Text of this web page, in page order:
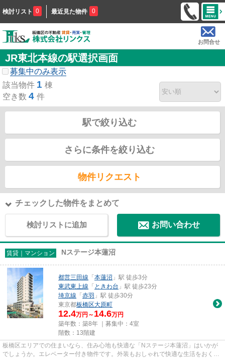
検討リスト 0 最近見た物件 0
お問合せ
JR東北本線の駅選択画面
募集中のみ表示
該当物件 1 棟
空き数 4 件
駅で絞り込む
さらに条件を絞り込む
物件リクエスト
チェックした物件をまとめて
検討リストに追加 お問い合わせ
賃貸｜マンション Nステージ本蓮沼
都営三田線 「 本蓮沼 」駅 徒歩3分
東武東上線 「 ときわ台 」駅 徒歩23分
埼京線 「 赤羽 」駅 徒歩30分
東京都板橋区大原町
12.4万円～ 14.6万円
築年数：築8年 ｜募集中： 4室
階数：13階建
板橋区エリアでの住まいなら、住み心地も快適な「Nステージ本蓮沼」はいかが
でしょうか。エレベーター付き物件です。外装もおしゃれで快適な生活をおくる